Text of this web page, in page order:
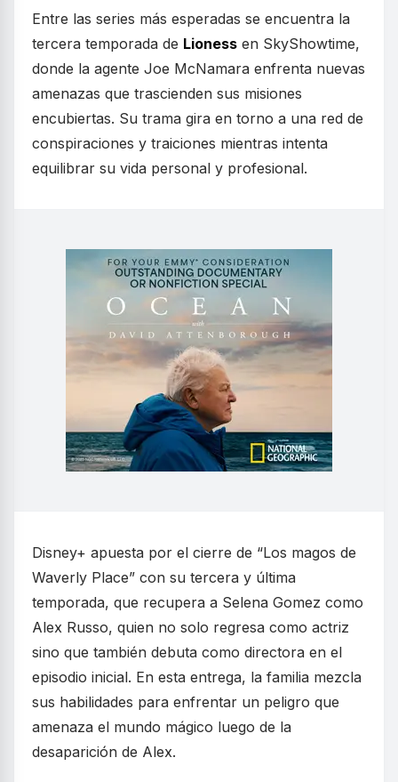
Entre las series más esperadas se encuentra la
tercera temporada de Lioness en SkyShowtime,
donde la agente Joe McNamara enfrenta nuevas
amenazas que trascienden sus misiones
encubiertas. Su trama gira en torno a una red de
conspiraciones y traiciones mientras intenta
equilibrar su vida personal y profesional.
Disney+ apuesta por el cierre de “Los magos de
Waverly Place” con su tercera y última
temporada, que recupera a Selena Gomez como
Alex Russo, quien no solo regresa como actriz
sino que también debuta como directora en el
episodio inicial. En esta entrega, la familia mezcla
sus habilidades para enfrentar un peligro que
amenaza el mundo mágico luego de la
desaparición de Alex.